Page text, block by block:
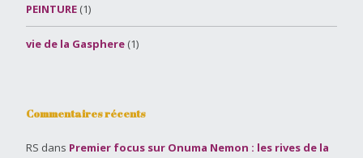
PEINTURE (1)
vie de la Gasphere (1)
Commentaires récents
RS dans Premier focus sur Onuma Nemon : les rives de la